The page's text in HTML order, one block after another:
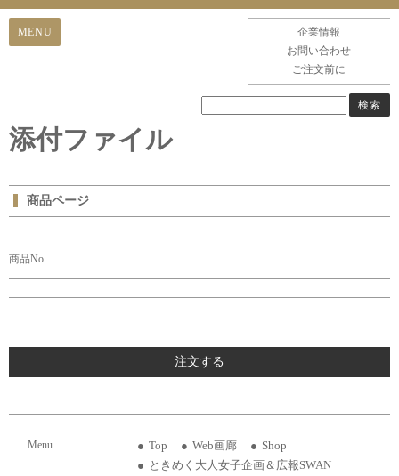
企業情報
お問い合わせ
ご注文前に
添付ファイル
商品ページ
商品No.
注文する
Menu Top Web画廊
Shop
ときめく大人女子企画＆広報SWAN